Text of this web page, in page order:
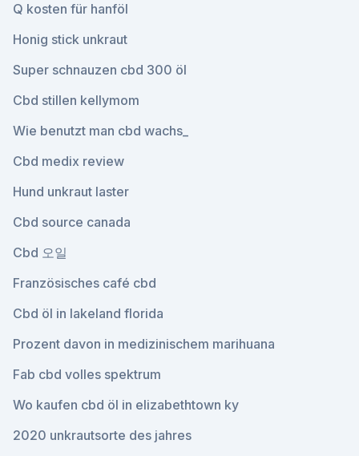
Q kosten für hanföl
Honig stick unkraut
Super schnauzen cbd 300 öl
Cbd stillen kellymom
Wie benutzt man cbd wachs_
Cbd medix review
Hund unkraut laster
Cbd source canada
Cbd 오일
Französisches café cbd
Cbd öl in lakeland florida
Prozent davon in medizinischem marihuana
Fab cbd volles spektrum
Wo kaufen cbd öl in elizabethtown ky
2020 unkrautsorte des jahres